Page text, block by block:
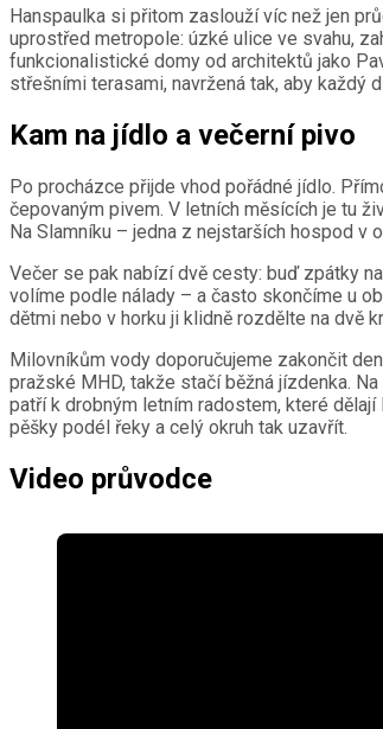
Hanspaulka si přitom zaslouží víc než jen
uprostřed metropole: úzké ulice ve svahu,
funkcionalistické domy od architektů jako
střešními terasami, navržená tak, aby každý
Kam na jídlo a večerní pivo
Po procházce přijde vhod pořádné jídlo.
čepovaným pivem. V letních měsících je tu
Na Slamníku – jedna z nejstarších hospod v
Večer se pak nabízí dvě cesty: buď zpátky
volíme podle nálady – a často skončíme u
dětmi nebo v horku ji klidně rozdělte na dvě
Milovníkům vody doporučujeme zakončit
pražské MHD, takže stačí běžná jízdenka.
patří k drobným letním radostem, které
pěšky podél řeky a celý okruh tak uzavřít.
Video průvodce